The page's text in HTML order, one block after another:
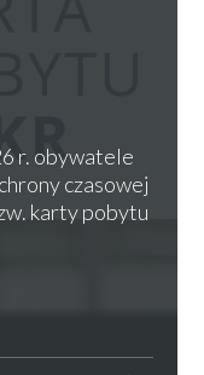
r. obywatele
czasowej
karty pobytu